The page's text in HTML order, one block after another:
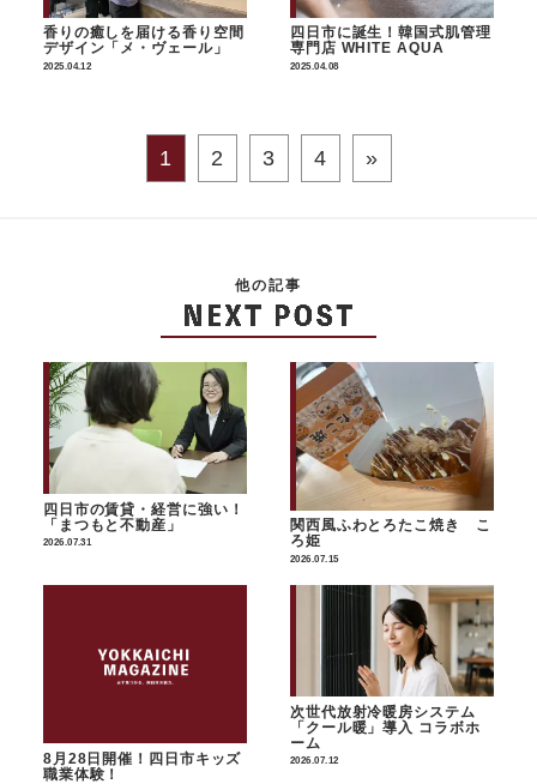
香りの癒しを届ける香り空間
デザイン「メ・ヴェール」
2025.04.12
四日市に誕生！韓国式肌管理
専門店 WHITE AQUA
2025.04.08
1 2 3 4 »
他の記事
四日市の賃貸・経営に強い！
「まつもと不動産」
2026.07.31
関西風ふわとろたこ焼き こ
ろ姫
2026.07.15
8月28日開催！四日市キッズ
職業体験！
次世代放射冷暖房システム
「クール暖」導入 コラボホ
ーム
2026.07.12